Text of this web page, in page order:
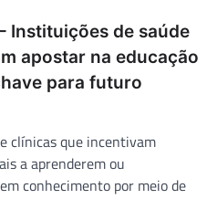
Instituições de saúde
apostar na educação
para futuro
clínicas que incentivam
a aprenderem ou
conhecimento por meio de